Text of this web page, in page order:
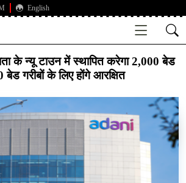
English
के न्यू टाउन में स्थापित करेगा 2,000 बेड
गरीबों के लिए होंगे आरक्षित